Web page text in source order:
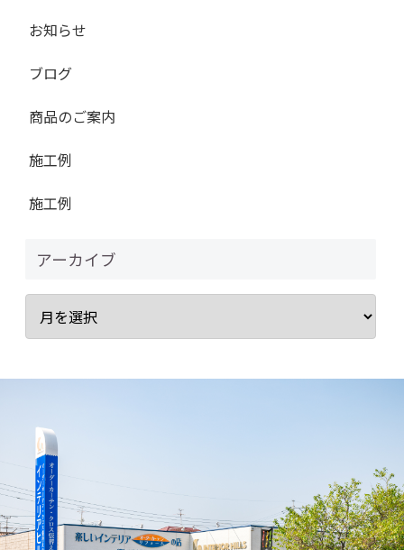
お知らせ
ブログ
商品のご案内
施工例
施工例
アーカイブ